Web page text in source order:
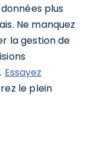
plus
Ne manquez
la gestion de
Essayez
le plein